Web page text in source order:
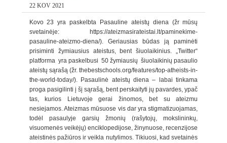
22 KOV 2021
Kovo 23 yra paskelbta Pasauline ateistų diena (žr mūsų
svetainėje: https://ateizmasirateistai.lt/paminekime-
pasauline-ateizmo-diena/). Geriausias būdas ją paminėti
prisiminti žymiausius ateistus, bent šiuolaikinius. „Twitter“
platforma yra paskelbusi 50 žymiausių šiuolaikinių pasaulio
ateistų sąrašą (žr. thebestschools.org/features/top-atheists-in-
the-world-today/). Pasaulinė ateistų diena – labai tinkama
proga pasigilinti į šį sąrašą, bent perskaityti jų pavardes, ypač
tas, kurios Lietuvoje gerai žinomos, bet su ateizmu
nesiejamos. Ateizmas mūsuose vis dar yra stigmatizuojamas,
todėl pasaulyje garsių žmonių (rašytojų, mokslininkų,
visuomenės veikėjų) enciklopedijose, žinynuose, recenzijose
ateistinės pažiūros ir veikla nutylimos. Tikiuosi, kad svetainės